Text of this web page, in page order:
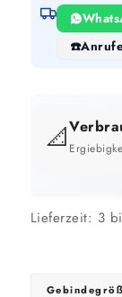
📐
bis ca.71 m²
Je größer das
Lieferzeit: 3